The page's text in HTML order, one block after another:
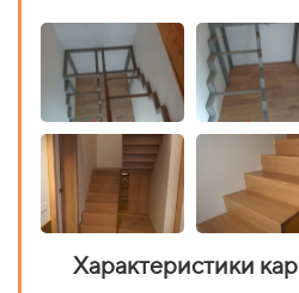
Характеристики